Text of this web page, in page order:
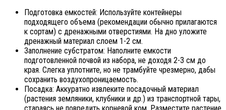
Подготовка емкостей: Используйте контейнеры
подходящего объема (рекомендации обычно прилагаются
к сортам) с дренажными отверстиями. На дно уложите
дренажный материал слоем 1-2 см.
Заполнение субстратом: Наполните емкости
подготовленной почвой из набора, не доходя 2-3 см до
края. Слегка уплотните, но не трамбуйте чрезмерно, дабы
сохранить воздухопроницаемость.
Посадка: Аккуратно извлеките посадочный материал
(растения земляники, клубники и др.) из транспортной тары,